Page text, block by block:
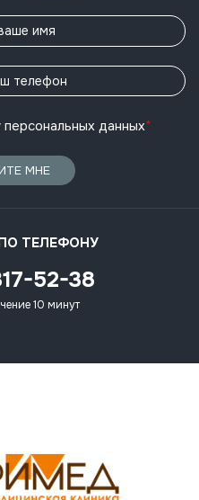
персональных данных*
МНЕ
ТЕЛЕФОНУ
52-38
10 минут